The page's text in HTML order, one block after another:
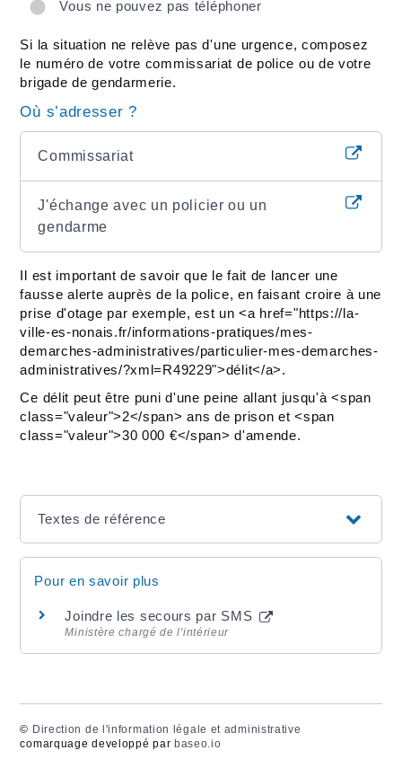
Vous ne pouvez pas téléphoner
Si la situation ne relève pas d'une urgence, composez
le numéro de votre commissariat de police ou de votre
brigade de gendarmerie.
Où s’adresser ?
Commissariat
J'échange avec un policier ou un
gendarme
Il est important de savoir que le fait de lancer une
fausse alerte auprès de la police, en faisant croire à une
prise d'otage par exemple, est un <a href="https://la-
ville-es-nonais.fr/informations-pratiques/mes-
demarches-administratives/particulier-mes-demarches-
administratives/?xml=R49229">délit</a>.
Ce délit peut être puni d'une peine allant jusqu'à <span
class="valeur">2</span> ans de prison et <span
class="valeur">30 000 €</span> d'amende.
Textes de référence
Pour en savoir plus
Joindre les secours par SMS
Ministère chargé de l'intérieur
© Direction de l'information légale et administrative
comarquage developpé par baseo.io